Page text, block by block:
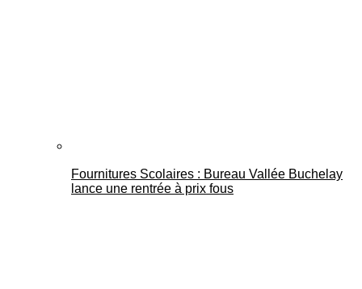
Fournitures Scolaires : Bureau Vallée Buchelay
lance une rentrée à prix fous